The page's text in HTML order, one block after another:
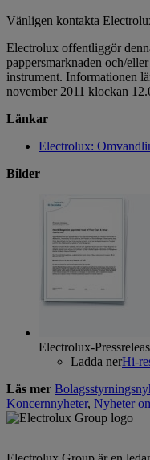
Vänligen kontakta
Electrolux offentliggör
pappersmarknaden och/
instrument. Informationen
november 2011 klockan
Länkar
Electrolux:
Bilder
Electrolux-
Ladda nerHi-
Läs mer
Koncernnyheter, Nyheter